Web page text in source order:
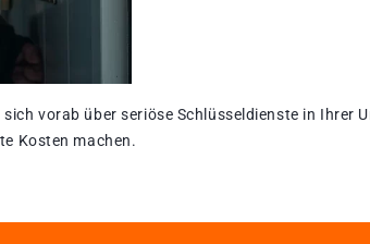
vorab über seriöse Schlüsseldienste in Ihrer
Kosten machen.